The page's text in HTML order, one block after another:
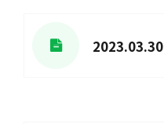
2023.03.30